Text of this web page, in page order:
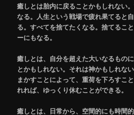
癒しとは胎内に戻ることかもしれない
なる。人生という戦場で疲れ果てると
る。すべてを捨てたくなる。捨てるこ
ーにもなる。
癒しとは、自分を超えた大いなるもの
とかもしれない。それは神かもしれな
まかすことによって、重荷を下ろすこ
れれば、ゆっくり休むことができる。
癒しとは、日常から、空間的にも時間